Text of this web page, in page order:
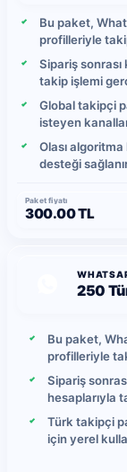
Bu paket,
profilleriyle
Sipariş
takip işlemi
Global takipçi
isteyen
Olası
desteği
Paket fiyatı
300.00 TL
250
Bu paket,
profilleriyle
Sipariş
hesaplarıyla
Türk takipçi
için yerel